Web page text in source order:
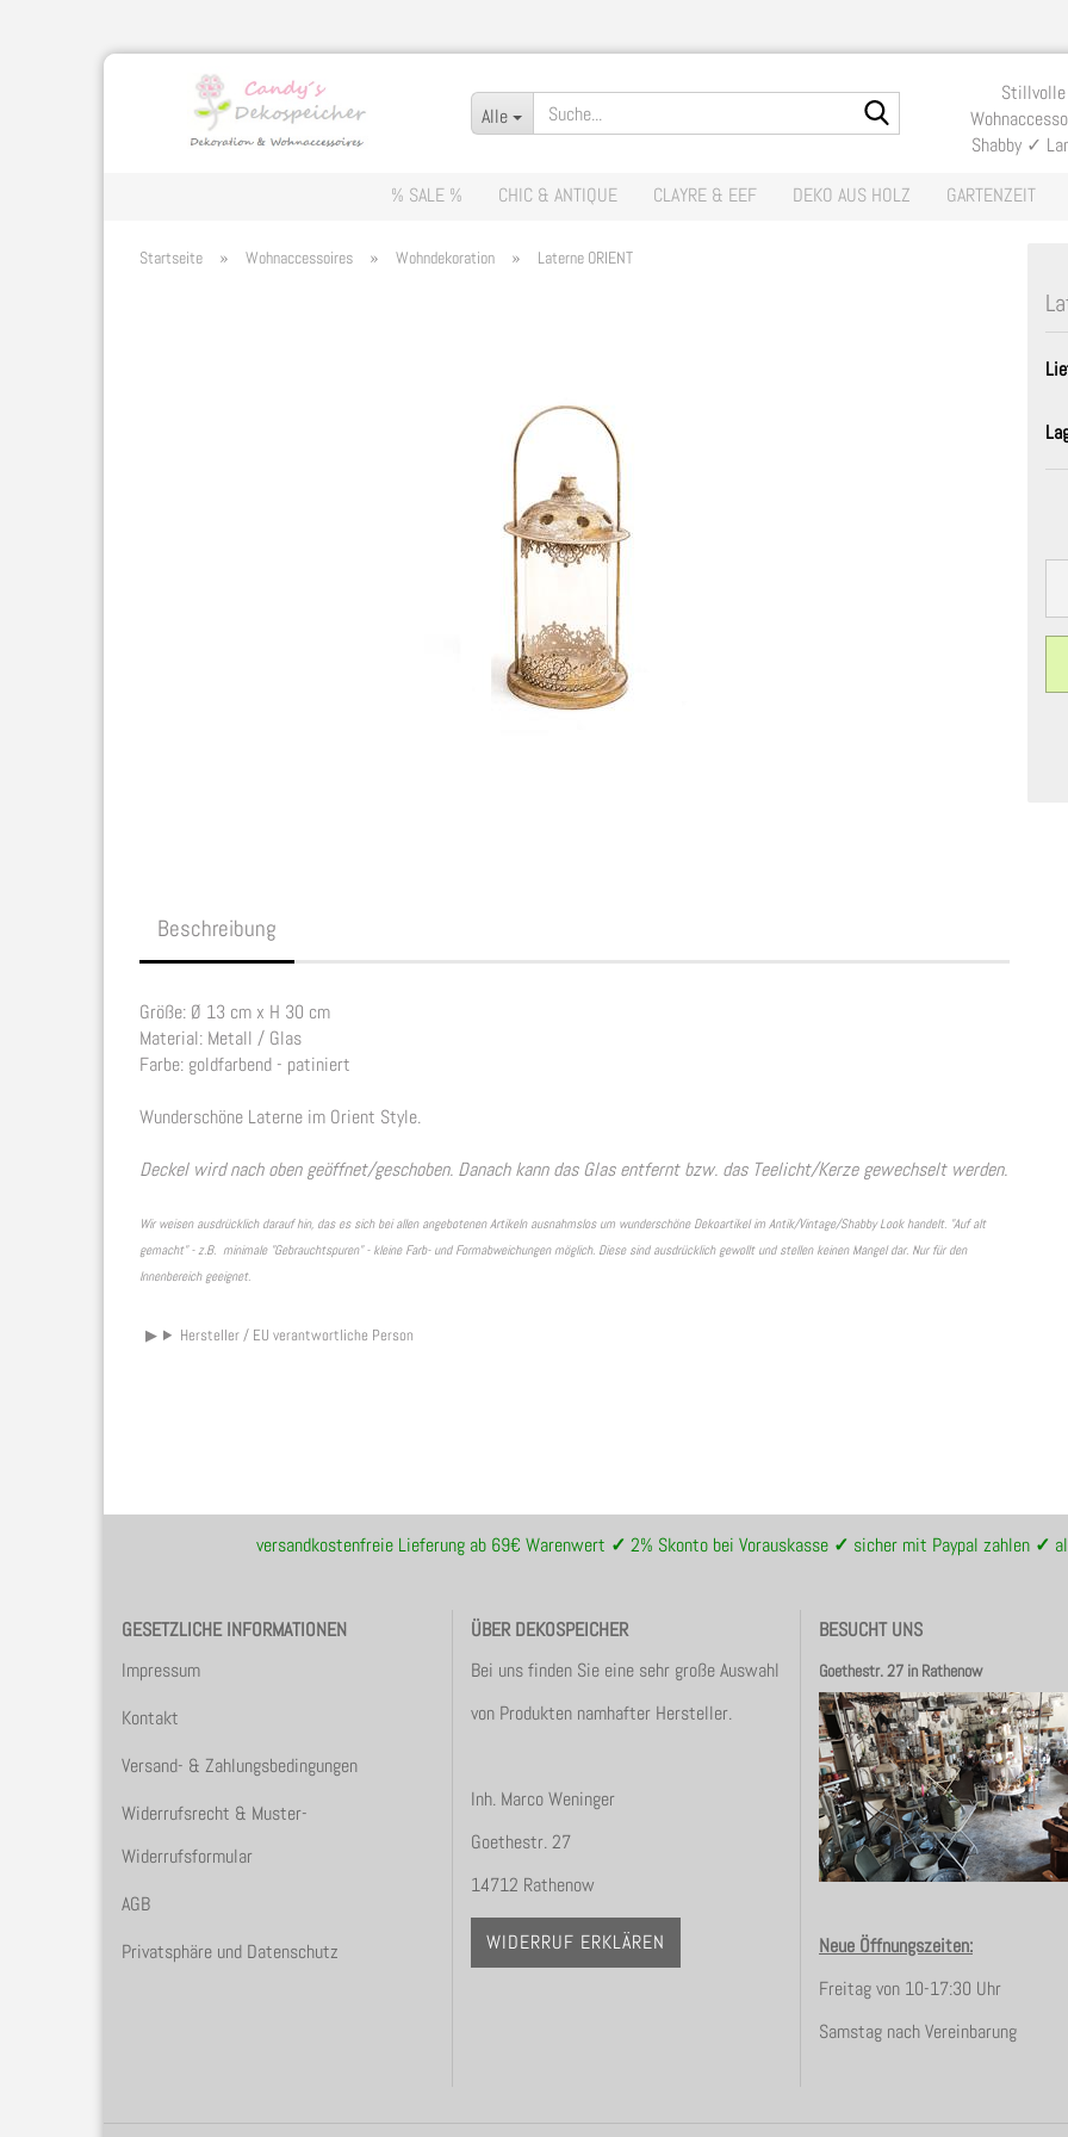
Lieferland
Konto
Alle
Shabby ✓
% SALE % CHIC & ANTIQUE CLAYRE & EEF DEKO AUS HOLZ GARTENZEIT
Startseite » Wohnaccessoires » Wohndekoration » Laterne ORIENT
Beschreibung
Größe: Ø 13 cm x H 30 cm
Material: Metall / Glas
Farbe: goldfarbend - patiniert
Wunderschöne Laterne im Orient Style.
Deckel wird nach oben geöffnet/geschoben. Danach kann das Glas entfernt bzw. das Teelicht/Kerze gewechselt werden.
Wir weisen ausdrücklich darauf hin, das es sich bei allen angebotenen Artikeln ausnahmslos um wunderschöne Dekoartikel im Antik/Vintage/Shabby Look handelt. "Auf alt
gemacht" - z.B. minimale "Gebrauchtspuren" - kleine Farb- und Formabweichungen möglich. Diese sind ausdrücklich gewollt und stellen keinen Mangel dar. Nur für den
Innenbereich geeignet.
Hersteller / EU verantwortliche Person
versandkostenfreie Lieferung ab 69€ Warenwert ✓ 2% Skonto bei Vorauskasse ✓ sicher mit Paypal zahlen ✓
GESETZLICHE INFORMATIONEN
Impressum
Kontakt
Versand- & Zahlungsbedingungen
Widerrufsrecht & Muster-
Widerrufsformular
AGB
Privatsphäre und Datenschutz
ÜBER DEKOSPEICHER
Bei uns finden Sie eine sehr große Auswahl
von Produkten namhafter Hersteller.
Inh. Marco Weninger
Goethestr. 27
14712 Rathenow
WIDERRUF ERKLÄREN
BESUCHT UNS
Goethestr. 27 in Rathenow
Neue Öffnungszeiten:
Freitag von 10-17:30 Uhr
Samstag nach Vereinbarung